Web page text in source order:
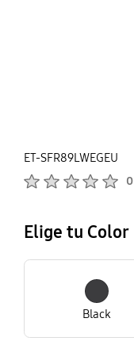
ET-SFR89LWEGEU
0
Elige tu Color
Black